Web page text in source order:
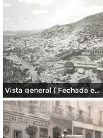
Vista general ( Fechada en 1928 ).